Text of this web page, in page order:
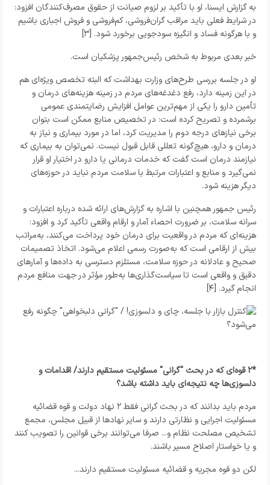
به گزارش ایسنا، او با تأکید بر لزوم صیانت از حقوق مصرف‌کنندگان افزود:
در شرایط فعلی باید مراقب گران‌فروشی، کم‌فروشی و فروش اجباری باشیم
و با هرگونه فساد و انگیزه سودجویی برخورد شود. [۳]
خبر بعدی مربوط به شخص رئیس‌جمهور پزشکیان است.
او در جلسه بررسی طرح‌های وزارت بهداشت که البته تخصص ویژه‌ای هم
در این زمینه دارد، رفع دغدغه‌های مردم در زمینه هزینه‌های درمان و
تأمین دارو را یکی از مهم‌ترین عوامل افزایش رضایتمندی عمومی
برشمرده و تصریح کرده است: در تخصیص منابع ممکن است بتوان
برخی نیازهای درجه دوم را مدیریت کرد، اما در مورد بیماری و نیاز به
درمان و دارو، هیچ‌گونه تعللی قابل قبول نیست. نمی‌توان به بیماری که
نیازمند درمان است گفت که خدمات درمانی یا دارو در اختیار او قرار
نمی‌گیرد و منابع و اعتبارات مرتبط با سلامت مردم نباید در حوزه‌های
دیگر هزینه شود.
رئیس جمهور همچنین با اشاره به گزارش‌های ارائه ‌شده درباره اعتبارات و
سرانه سلامت، بر ضرورت احصاء آمار و ارقام واقعی تأکید کرد و افزود:
هزینه‌ای که مردم در واقعیت برای درمان خود پرداخت می‌کنند، به‌مراتب
بیش از ارقامی است که به‌صورت رسمی اعلام می‌شود. اتخاذ تصمیمات
صحیح و عادلانه در حوزه سلامت، مستلزم دسترسی به داده‌ها و آمارهای
دقیق و واقعی است تا سیاست‌گذاری‌ها به‌طور مؤثر در جهت منافع مردم
انجام گیرد. [۴]
*۲ قوه‌ای که در بحث "گرانی" مسئولیت مستقیم دارند/ اقدامات و
دلسوزی‌ها چه نتیجه‌ای باید داشته باشد؟
مردم باید بدانند که در بحث گرانی فقط ۲ نهاد دولت و قوه قضائیه
مسئولیت اجرایی و نظارتی دارند و سایر نهادها از قبیل مجلس، مجمع
تشخیص مصلحت نظام و... صرفا می‌توانند برخی قوانین را تصویب کنند
و یا خواستار اصلاح مسیر باشند.
لکن دو قوه مجریه و قضائیه مسئولیت مستقیم دارند...